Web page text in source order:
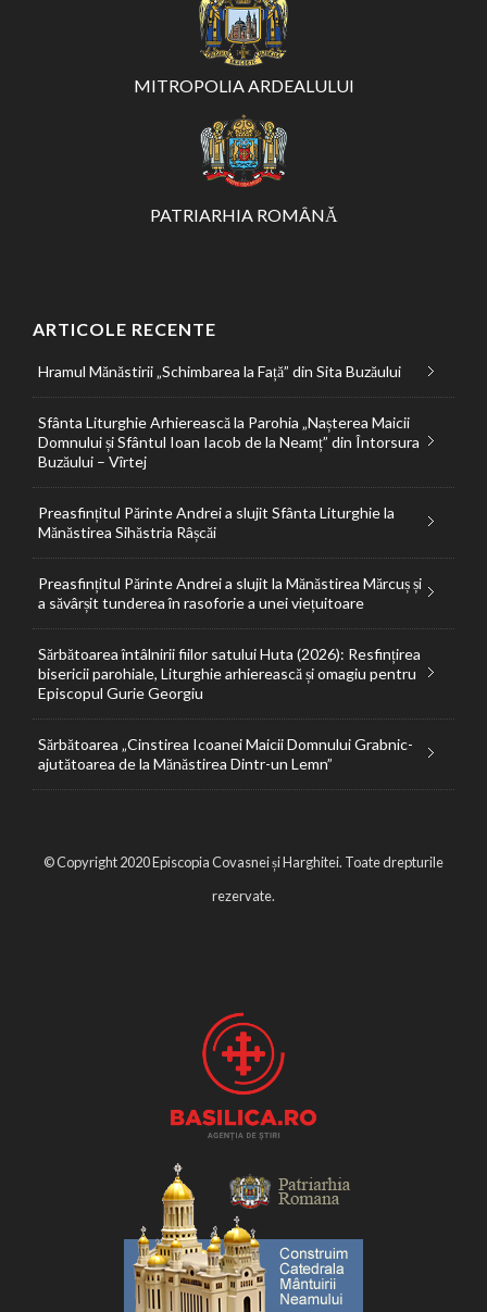
MITROPOLIA ARDEALULUI
PATRIARHIA ROMÂNĂ
ARTICOLE RECENTE
Hramul Mănăstirii „Schimbarea la Față” din Sita Buzăului
Sfânta Liturghie Arhierească la Parohia „Nașterea Maicii
Domnului și Sfântul Ioan Iacob de la Neamț” din Întorsura
Buzăului – Vîrtej
Preasfințitul Părinte Andrei a slujit Sfânta Liturghie la
Mănăstirea Sihăstria Râșcăi
Preasfințitul Părinte Andrei a slujit la Mănăstirea Mărcuș și
a săvârșit tunderea în rasoforie a unei viețuitoare
Sărbătoarea întâlnirii fiilor satului Huta (2026): Resfințirea
bisericii parohiale, Liturghie arhierească și omagiu pentru
Episcopul Gurie Georgiu
Sărbătoarea „Cinstirea Icoanei Maicii Domnului Grabnic-
ajutătoarea de la Mănăstirea Dintr-un Lemn”
© Copyright 2020 Episcopia Covasnei și Harghitei. Toate drepturile
rezervate.